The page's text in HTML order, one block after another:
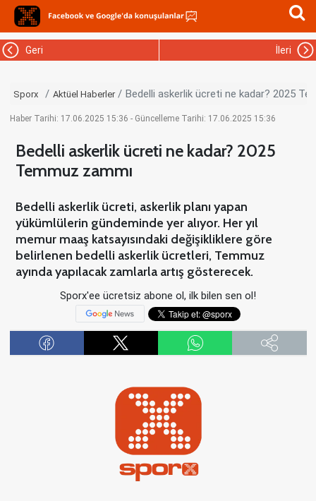
Geri İleri
Sporx Aktüel Haberler Bedelli askerlik ücreti ne kadar? 2025
Haber Tarihi: 17.06.2025 15:36 - Güncelleme Tarihi: 17.06.2025 15:36
Bedelli askerlik ücreti ne kadar? 2025
Temmuz zammı
Bedelli askerlik ücreti, askerlik planı yapan
yükümlülerin gündeminde yer alıyor. Her yıl
memur maaş katsayısındaki değişikliklere göre
belirlenen bedelli askerlik ücretleri, Temmuz
ayında yapılacak zamlarla artış gösterecek.
Sporx'ee ücretsiz abone ol, ilk bilen sen ol!